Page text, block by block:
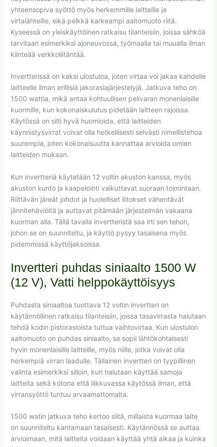
yhteensopiva syöttö myös herkemmille laitteille ja
virtalähteille, eikä pelkkä karkeampi aaltomuoto riitä.
Kyseessä on yleiskäyttöinen ratkaisu tilanteisiin, joissa sähköä
tarvitaan esimerkiksi ajoneuvossa, työmaalla tai muualla ilman
kiinteää verkkoliitäntää.
Invertterissä on kaksi ulostuloa, joten virtaa voi jakaa kahdelle
laitteelle ilman erillisiä jakorasiajärjestelyjä. Jatkuva teho on
1500 wattia, mikä antaa kohtuullisen pelivaran monenlaisille
kuormille, kun kokonaiskulutus pidetään laitteen rajoissa.
Käytössä on silti hyvä huomioida, että laitteiden
käynnistysvirrat voivat olla hetkellisesti selvästi nimellistehoa
suurempia, joten kokonaisuutta kannattaa arvioida omien
laitteiden mukaan.
Kun invertteriä käytetään 12 voltin akuston kanssa, myös
akuston kunto ja kaapelointi vaikuttavat suoraan toimintaan.
Riittävän järeät johdot ja huolelliset liitokset vähentävät
jännitehäviöitä ja auttavat pitämään järjestelmän vakaana
kuorman alla. Tällä tavalla invertteristä saa irti sen tehon,
johon se on suunniteltu, ja käyttö pysyy tasaisena myös
pidemmissä käyttöjaksoissa.
Invertteri puhdas siniaalto 1500 W
(12 V), Vatti helppokäyttöisyys
Puhdasta siniaaltoa tuottava 12 voltin invertteri on
käytännöllinen ratkaisu tilanteisiin, joissa tasavirrasta halutaan
tehdä kodin pistorasioista tuttua vaihtovirtaa. Kun ulostulon
aaltomuoto on puhdas siniaalto, se sopii lähtökohtaisesti
hyvin monenlaisille laitteille, myös niille, jotka voivat olla
herkempiä virran laadulle. Tällainen invertteri on tyypillinen
valinta esimerkiksi silloin, kun halutaan käyttää samoja
laitteita sekä kotona että liikkuvassa käytössä ilman, että
virransyöttö tuntuu arvaamattomalta.
1500 watin jatkuva teho kertoo siitä, millaista kuormaa laite
on suunniteltu kantamaan tasaisesti. Käytännössä se auttaa
arvioimaan, mitä laitteita voidaan käyttää yhtä aikaa ja kuinka